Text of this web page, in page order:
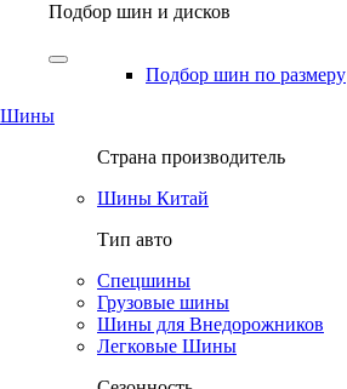
Подбор шин и дисков
Подбор шин по размеру
Шины
Страна производитель
Шины Китай
Тип авто
Спецшины
Грузовые шины
Шины для Внедорожников
Легковые Шины